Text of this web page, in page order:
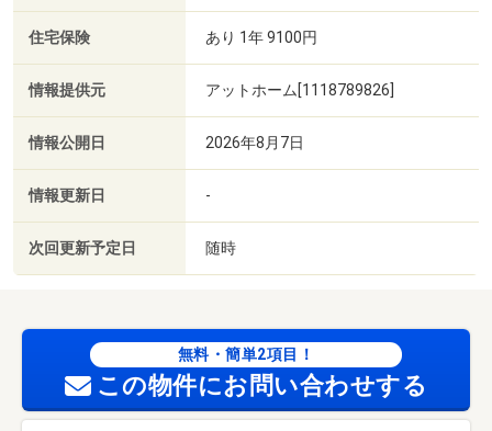
住宅保険 あり 1年 9100円
情報提供元 アットホーム[1118789826]
情報公開日 2026年8月7日
情報更新日 -
次回更新予定日 随時
無料・簡単2項目！
この物件にお問い合わせする